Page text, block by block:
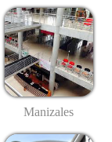
Manizales